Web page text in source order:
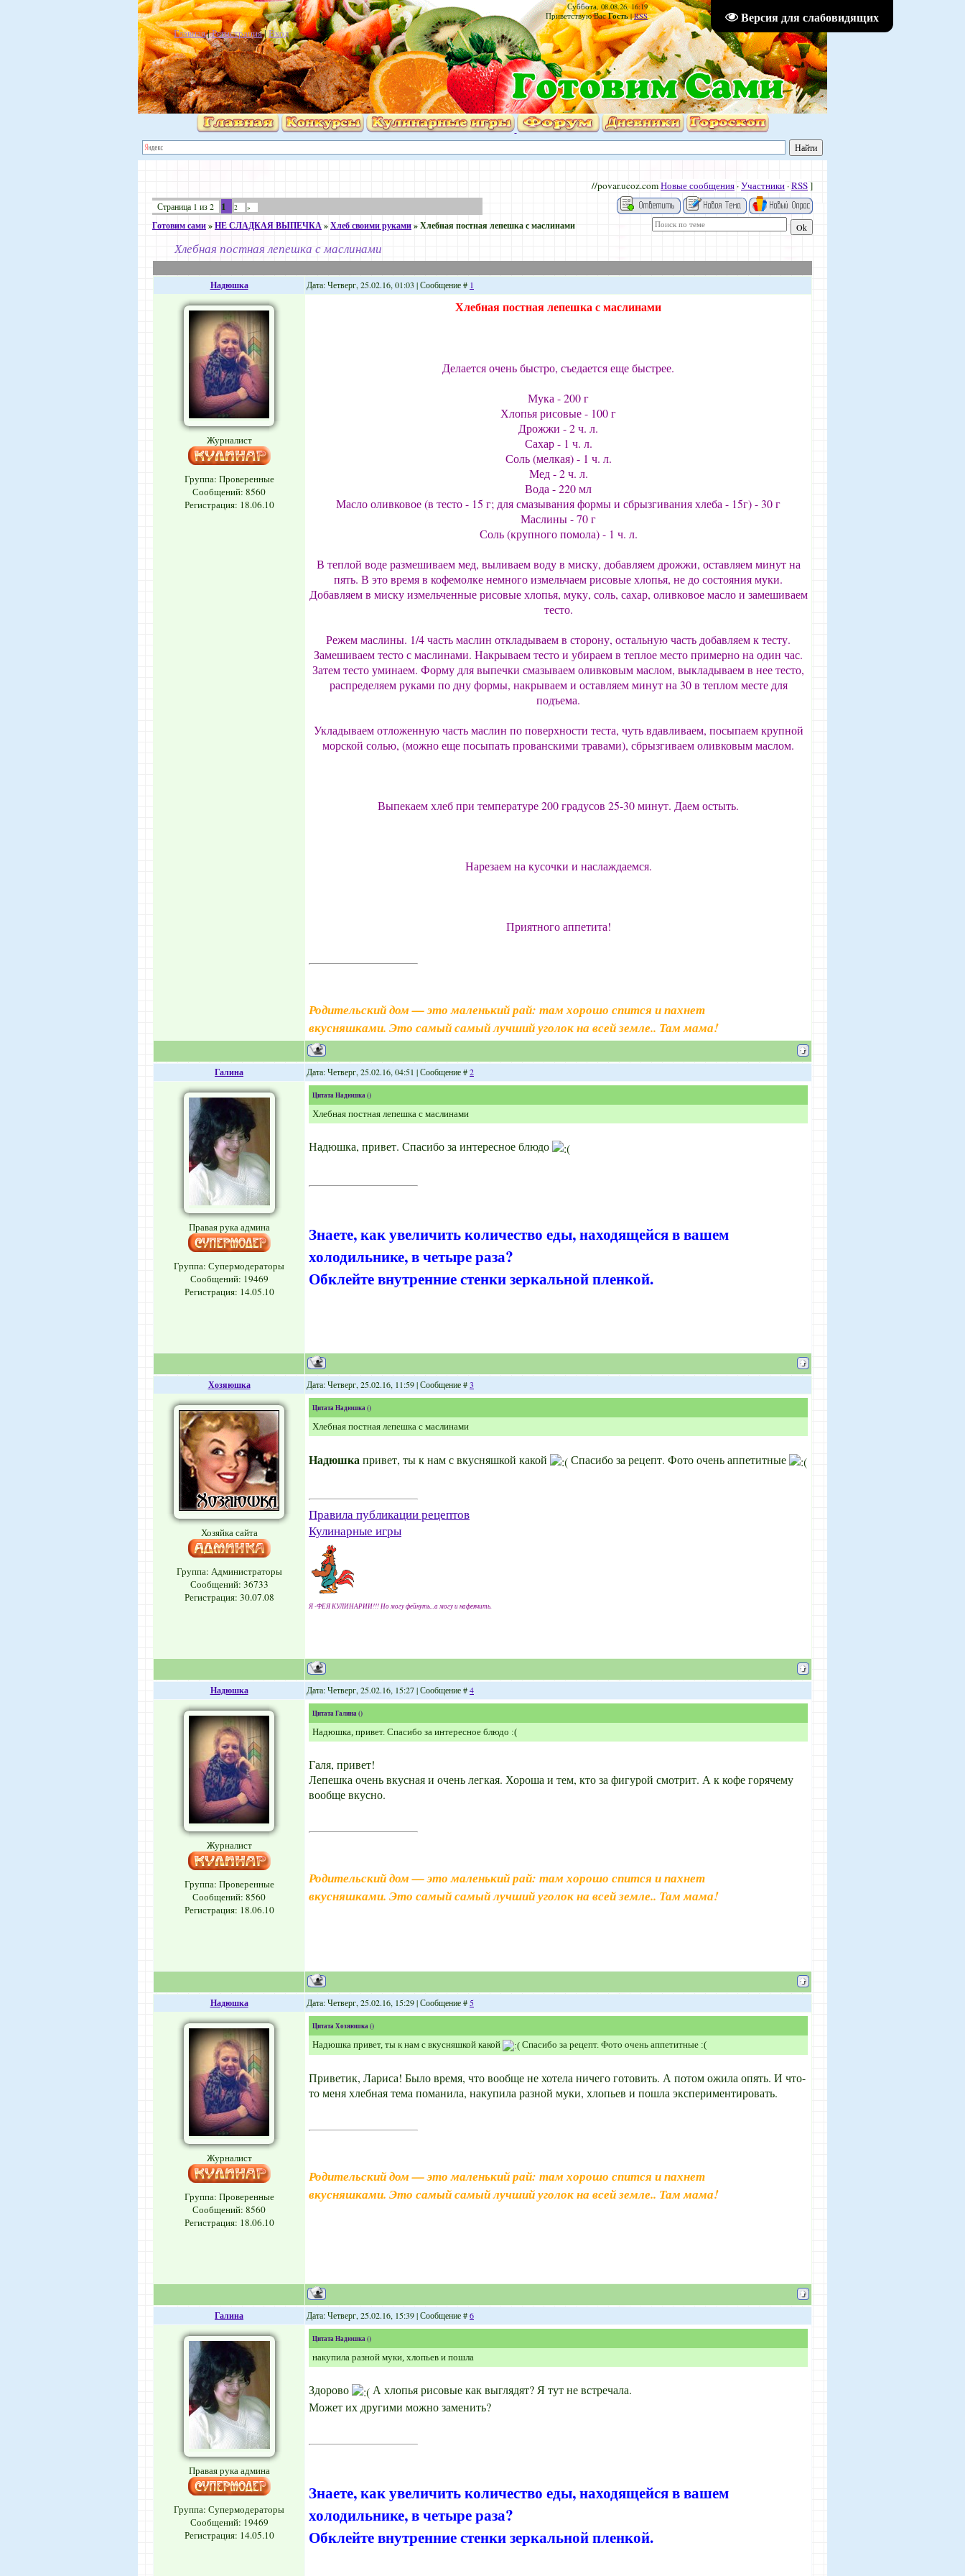
Версия для слабовидящих
Суббота, 08.08.26, 16:19
Приветствую Вас Гость|RSS
Главная|Регистрация|Вход
//povar.ucoz.comНовые сообщения ·Участники ·RSS]
Страница 1 из2 1 2 »
Готовим сами»НЕ СЛАДКАЯ ВЫПЕЧКА»Хлеб своими руками»Хлебная постная лепешка с маслинами
Хлебная постная лепешка с маслинами
Надюшка Дата: Четверг, 25.02.16, 01:03 | Сообщение # 1
Журналист
Группа: Проверенные
Сообщений: 8560
Регистрация: 18.06.10
Хлебная постная лепешка с маслинами
Делается очень быстро, съедается еще быстрее.
Мука - 200 г
Хлопья рисовые - 100 г
Дрожжи - 2 ч. л.
Сахар - 1 ч. л.
Соль (мелкая) - 1 ч. л.
Мед - 2 ч. л.
Вода - 220 мл
Масло оливковое (в тесто - 15 г; для смазывания формы и сбрызгивания хлеба - 15г) - 30 г
Маслины - 70 г
Соль (крупного помола) - 1 ч. л.
В теплой воде размешиваем мед, выливаем воду в миску, добавляем дрожжи, оставляем минут на
пять. В это время в кофемолке немного измельчаем рисовые хлопья, не до состояния муки.
Добавляем в миску измельченные рисовые хлопья, муку, соль, сахар, оливковое масло и замешиваем
тесто.
Режем маслины. 1/4 часть маслин откладываем в сторону, остальную часть добавляем к тесту.
Замешиваем тесто с маслинами. Накрываем тесто и убираем в теплое место примерно на один час.
Затем тесто уминаем. Форму для выпечки смазываем оливковым маслом, выкладываем в нее тесто,
распределяем руками по дну формы, накрываем и оставляем минут на 30 в теплом месте для
подъема.
Укладываем отложенную часть маслин по поверхности теста, чуть вдавливаем, посыпаем крупной
морской солью, (можно еще посыпать прованскими травами), сбрызгиваем оливковым маслом.
Выпекаем хлеб при температуре 200 градусов 25-30 минут. Даем остыть.
Нарезаем на кусочки и наслаждаемся.
Приятного аппетита!
Родительский дом — это маленький рай: там хорошо спится и пахнет
вкусняшками. Это самый самый лучший уголок на всей земле.. Там мама!
Галина Дата: Четверг, 25.02.16, 04:51 | Сообщение #2
Правая рука админа
Группа: Супермодераторы
Сообщений: 19469
Регистрация: 14.05.10
ЦитатаНадюшка()
Хлебная постная лепешка с маслинами
Надюшка, привет. Спасибо за интересное блюдо
Знаете, как увеличить количество еды, находящейся в вашем
холодильнике, в четыре раза?
Обклейте внутренние стенки зеркальной пленкой.
Хозяюшка Дата: Четверг, 25.02.16, 11:59 | Сообщение #3
Хозяйка сайта
Группа: Администраторы
Сообщений: 36733
Регистрация: 30.07.08
ЦитатаНадюшка()
Хлебная постная лепешка с маслинами
Надюшкапривет, ты к нам с вкусняшкой какой Спасибо за рецепт. Фото очень аппетитные
Правила публикации рецептов
Кулинарные игры
Я -ФЕЯ КУЛИНАРИИ!!! Но могу фейнуть...а могу и нафеячить.
Надюшка Дата: Четверг, 25.02.16, 15:27 | Сообщение #4
Журналист
Группа: Проверенные
Сообщений: 8560
Регистрация: 18.06.10
ЦитатаГалина()
Надюшка, привет. Спасибо за интересное блюдо :(
Галя, привет!
Лепешка очень вкусная и очень легкая. Хороша и тем, кто за фигурой смотрит. А к кофе горячему
вообще вкусно.
Родительский дом — это маленький рай: там хорошо спится и пахнет
вкусняшками. Это самый самый лучший уголок на всей земле.. Там мама!
Надюшка Дата: Четверг, 25.02.16, 15:29 | Сообщение # 5
Журналист
Группа: Проверенные
Сообщений: 8560
Регистрация: 18.06.10
ЦитатаХозяюшка()
Надюшка привет, ты к нам с вкусняшкой какой Спасибо за рецепт. Фото очень аппетитные :(
Приветик, Лариса! Было время, что вообще не хотела ничего готовить. А потом ожила опять. И что-
то меня хлебная тема поманила, накупила разной муки, хлопьев и пошла экспериментировать.
Родительский дом — это маленький рай: там хорошо спится и пахнет
вкусняшками. Это самый самый лучший уголок на всей земле.. Там мама!
Галина Дата: Четверг, 25.02.16, 15:39 | Сообщение #6
Правая рука админа
Группа: Супермодераторы
Сообщений: 19469
Регистрация: 14.05.10
ЦитатаНадюшка()
накупила разной муки, хлопьев и пошла
Здорово
А хлопья рисовые как выглядят? Я тут не встречала.
Может их другими можно заменить?
Знаете, как увеличить количество еды, находящейся в вашем
холодильнике, в четыре раза?
Обклейте внутренние стенки зеркальной пленкой.